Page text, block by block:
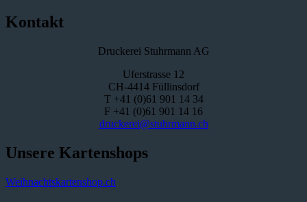
Kontakt
Druckerei Stuhrmann AG
Uferstrasse 12
CH-4414 Füllinsdorf
T +41 (0)61 901 14 34
F +41 (0)61 901 14 16
druckerei@stuhrmann.ch
Unsere Kartenshops
Weihnachtskartenshop.ch